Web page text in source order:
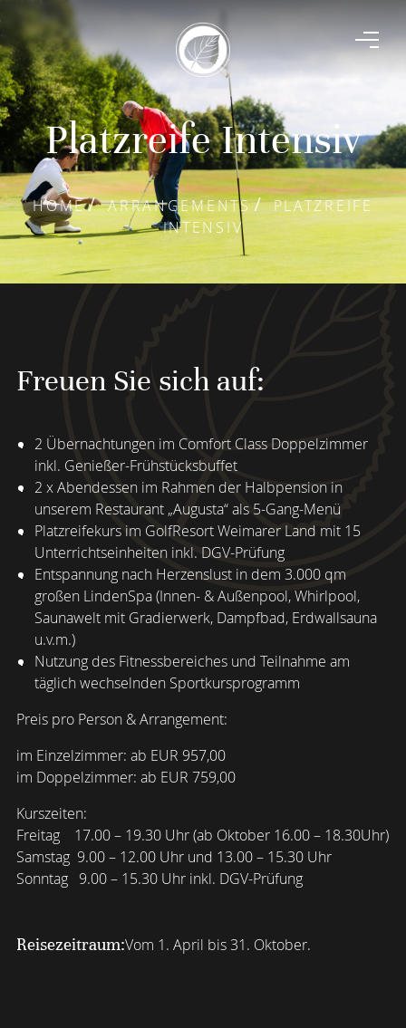
Platzreife Intensiv
HOME ARRANGEMENTS
PLATZREIFE
INTENSIV
Freuen Sie sich auf:
2 Übernachtungen im Comfort Class Doppelzimmer
inkl. Genießer-Frühstücksbuffet
2 x Abendessen im Rahmen der Halbpension in
unserem Restaurant „Augusta“ als 5-Gang-Menü
Platzreifekurs im GolfResort Weimarer Land mit 15
Unterrichtseinheiten inkl. DGV-Prüfung
Entspannung nach Herzenslust in dem 3.000 qm
großen LindenSpa (Innen- & Außenpool, Whirlpool,
Saunawelt mit Gradierwerk, Dampfbad, Erdwallsauna
u.v.m.)
Nutzung des Fitnessbereiches und Teilnahme am
täglich wechselnden Sportkursprogramm
Preis pro Person & Arrangement:
im Einzelzimmer: ab EUR 957,00
im Doppelzimmer: ab EUR 759,00
Kurszeiten:
Freitag 17.00 – 19.30 Uhr (ab Oktober 16.00 – 18.30Uhr)
Samstag 9.00 – 12.00 Uhr und 13.00 – 15.30 Uhr
Sonntag 9.00 – 15.30 Uhr inkl. DGV-Prüfung
Reisezeitraum:Vom 1. April bis 31. Oktober.